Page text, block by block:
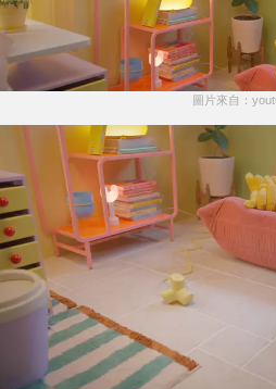
圖片來自：